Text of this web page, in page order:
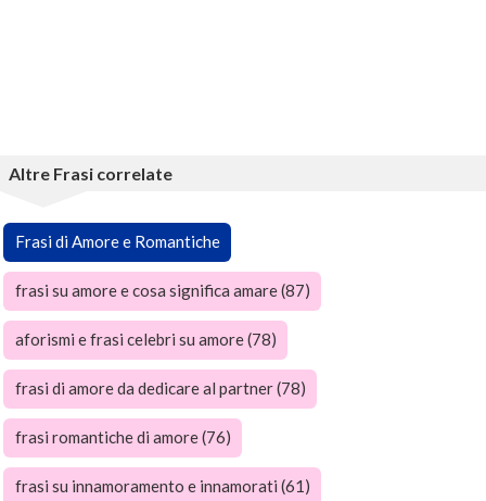
Altre Frasi correlate
Frasi di Amore e Romantiche
frasi su amore e cosa significa amare (87)
aforismi e frasi celebri su amore (78)
frasi di amore da dedicare al partner (78)
frasi romantiche di amore (76)
frasi su innamoramento e innamorati (61)